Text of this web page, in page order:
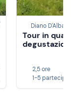
Diano D'Alba,
Tour in
2,5 ore
1-5